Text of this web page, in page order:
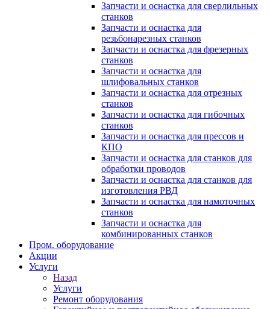
Запчасти и оснастка для сверлильных
станков
Запчасти и оснастка для
резьбонарезных станков
Запчасти и оснастка для фрезерных
станков
Запчасти и оснастка для
шлифовальных станков
Запчасти и оснастка для отрезных
станков
Запчасти и оснастка для гибочных
станков
Запчасти и оснастка для прессов и
КПО
Запчасти и оснастка для станков для
обработки проводов
Запчасти и оснастка для станков для
изготовления РВД
Запчасти и оснастка для намоточных
станков
Запчасти и оснастка для
комбинированных станков
Пром. оборудование
Акции
Услуги
Назад
Услуги
Ремонт оборудования